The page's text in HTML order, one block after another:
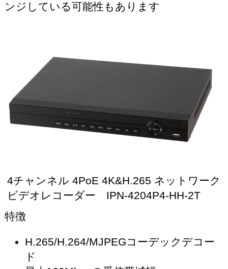
ンジしている可能性もあります
4チャンネル 4PoE 4K&H.265 ネットワーク
ビデオレコーダー IPN-4204P4-HH-2T
特徴
H.265/H.264/MJPEGコーデックデコー
ド